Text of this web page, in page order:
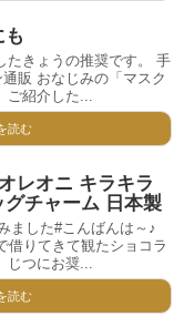
も
たきょうの推奨です。 手
販 おなじみの「マスク
紹介した...
読む
レオニ キラキラ
チャーム 日本製
ました#こんばんは～♪
借りてきて観たショコラ
つにお奨...
読む